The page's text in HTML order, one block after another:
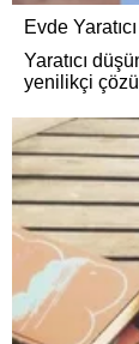
Evde
Yaratıcı
yenilikçi